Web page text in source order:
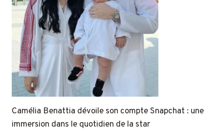
Camélia Benattia dévoile son compte Snapchat : une
immersion dans le quotidien de la star